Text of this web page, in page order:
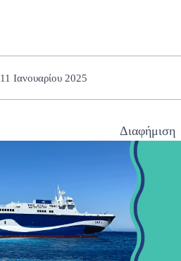
11 Ιανουαρίου 2025
Διαφήμιση